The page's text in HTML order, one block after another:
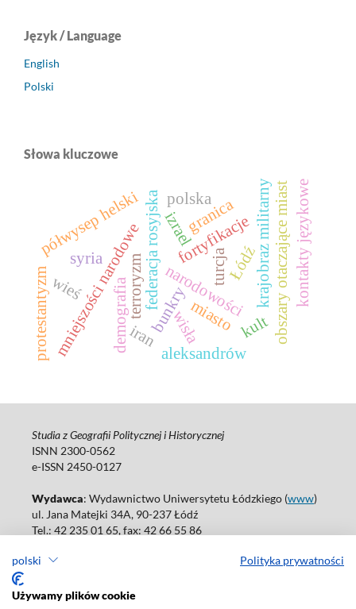
polski Polityka prywatności
Używamy plików cookie
Język / Language
English
Polski
Słowa kluczowe
federacja rosyjska
demografia narodowości
mniejszości narodowe
półwysep helski krajobraz militarny
bunkry
fortyfikacje
wisłamiasto obszary otaczające miastkontakty językowe
aleksandrów
syria
iran
turcja
izrael
terroryzm
kult
Łódź
protestantyzm
granica
wieś
polska
Studia z Geografii Politycznej i Historycznej
ISNN 2300-0562
e-ISSN 2450-0127
Wydawca: Wydawnictwo Uniwersytetu Łódzkiego (www)
ul. Jana Matejki 34A, 90-237 Łódź
Tel.: 42 235 01 65, fax: 42 66 55 86